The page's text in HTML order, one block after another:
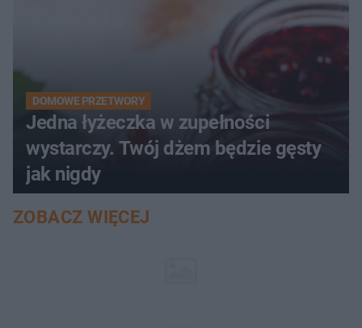
DOMOWE PRZETWORY
Jedna łyżeczka w zupełności
wystarczy. Twój dżem będzie gęsty
jak nigdy
ZOBACZ WIĘCEJ